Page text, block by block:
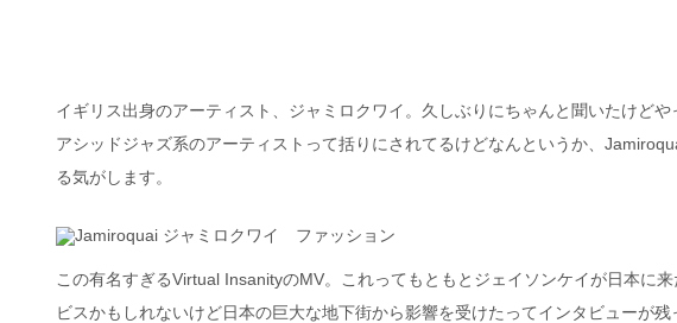
イギリス出身のアーティスト、ジャミロクワイ。久しぶりにちゃんと聞いたけど
アシッドジャズ系のアーティストって括りにされてるけどなんというか、
る気がします。
この有名すぎるVirtual InsanityのMV。これってもともとジェイソンケイが日本に
ビスかもしれないけど日本の巨大な地下街から影響を受けたってインタビューが